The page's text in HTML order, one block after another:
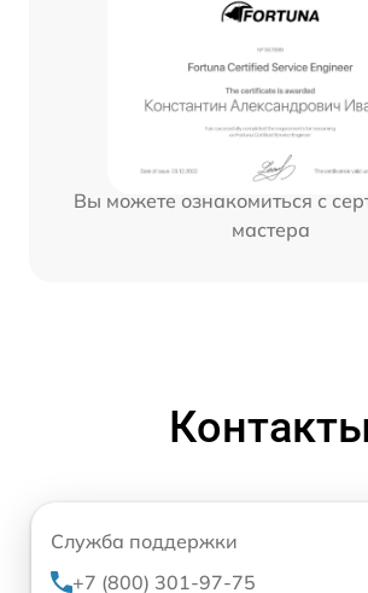
Вы можете ознакомиться с
мастера
Контакты
Служба поддержки
+7 (800) 301-97-75